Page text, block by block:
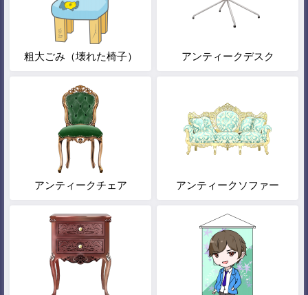
粗大ごみ（壊れた椅子） アンティークデスク
アンティークチェア アンティークソファー